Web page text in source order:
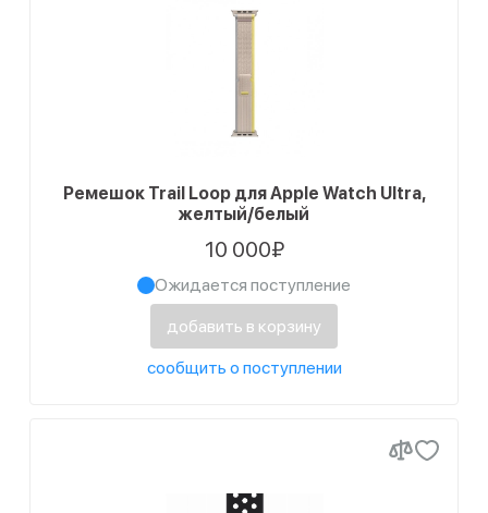
Ремешок Trail Loop для Apple Watch Ultra,
желтый/белый
10 000₽
Ожидается поступление
добавить в корзину
сообщить о поступлении